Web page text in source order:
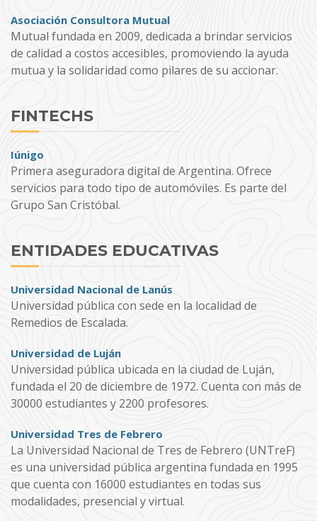
Asociación Consultora Mutual
Mutual fundada en 2009, dedicada a brindar servicios
de calidad a costos accesibles, promoviendo la ayuda
mutua y la solidaridad como pilares de su accionar.
FINTECHS
Iúnigo
Primera aseguradora digital de Argentina. Ofrece
servicios para todo tipo de automóviles. Es parte del
Grupo San Cristóbal.
ENTIDADES EDUCATIVAS
Universidad Nacional de Lanús
Universidad pública con sede en la localidad de
Remedios de Escalada.
Universidad de Luján
Universidad pública ubicada en la ciudad de Luján,
fundada el 20 de diciembre de 1972. Cuenta con más de
30000 estudiantes y 2200 profesores.
Universidad Tres de Febrero
La Universidad Nacional de Tres de Febrero (UNTreF)
es una universidad pública argentina fundada en 1995
que cuenta con 16000 estudiantes en todas sus
modalidades, presencial y virtual.